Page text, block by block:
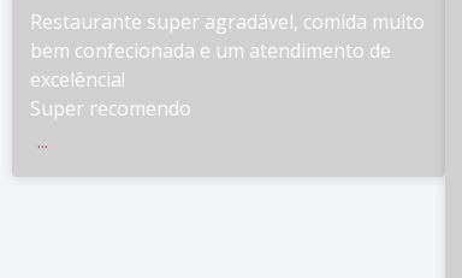
Restaurante super agradável, comida muito
bem confecionada e um atendimento de
excelência!
Super recomendo
...